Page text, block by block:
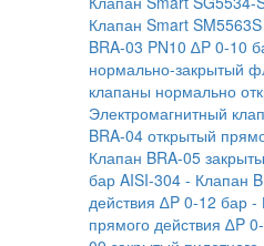
Клапан Smart
BRA-03 PN10 ∆P 0-10
нормально-закрытый
клапаны нормально
Электромагнитный
BRA-04 открытый
Клапан BRA-05
бар AISI-304 - Клапан
действия ∆P 0-12 бар -
прямого действия ∆P